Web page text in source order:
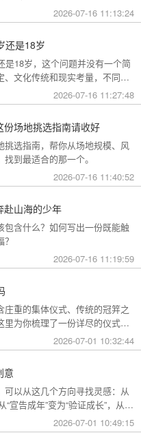
同的风格和规模灵活调整。下面
会三种主要场景的完整流程，
2026-07-16 11:13:24
还是18岁
是18岁，这个问题并没有一个简
文化传统和现实考量，不同的
2026-07-16 11:27:48
场地挑选指南请收好
选指南，帮你从场地规模、风
到最适合的那一个。
2026-07-16 11:40:52
赴山海的少年
含什么？如何写出一份既能触
2026-07-16 11:19:59
重的集体仪式、传统的冠笄之
为你梳理了一份详尽的仪式清
2026-07-01 10:32:44
意
以从这几个方向寻找灵感：从
“宣告成年”变为“验证成长”，从
2026-07-01 10:49:15